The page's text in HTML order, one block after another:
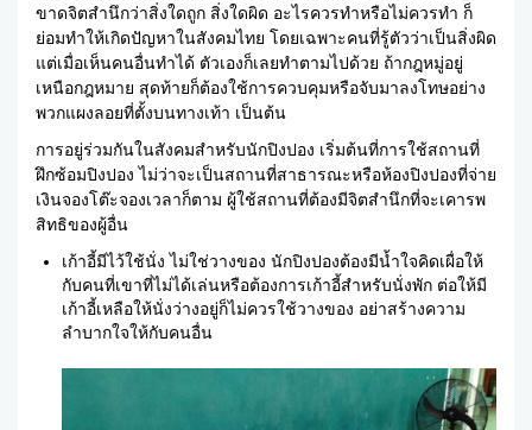
ขาดจิตสำนึกว่าสิ่งใดถูก สิ่งใดผิด อะไรควรทำหรือไม่ควรทำ ก็
ย่อมทำให้เกิดปัญหาในสังคมไทย โดยเฉพาะคนที่รู้ตัวว่าเป็นสิ่งผิด
แต่เมื่อเห็นคนอื่นทำได้ ตัวเองก็เลยทำตามไปด้วย ถ้ากฎหมู่อยู่
เหนือกฎหมาย สุดท้ายก็ต้องใช้การควบคุมหรือจับมาลงโทษอย่าง
พวกแผงลอยที่ตั้งบนทางเท้า เป็นต้น
การอยู่ร่วมกันในสังคมสำหรับนักปิงปอง เริ่มต้นที่การใช้สถานที่
ฝึกซ้อมปิงปอง ไม่ว่าจะเป็นสถานที่สาธารณะหรือห้องปิงปองที่จ่าย
เงินจองโต๊ะจองเวลาก็ตาม ผู้ใช้สถานที่ต้องมีจิตสำนึกที่จะเคารพ
สิทธิของผู้อื่น
เก้าอี้มีไว้ใช้นั่ง ไม่ใช่วางของ นักปิงปองต้องมีน้ำใจคิดเผื่อให้
กับคนที่เขาที่ไม่ได้เล่นหรือต้องการเก้าอี้สำหรับนั่งพัก ต่อให้มี
เก้าอี้เหลือให้นั่งว่างอยู่ก็ไม่ควรใช้วางของ อย่าสร้างความ
ลำบากใจให้กับคนอื่น